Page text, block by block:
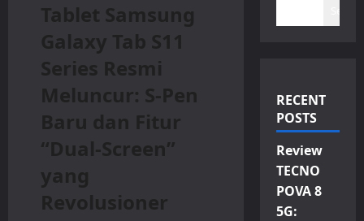
Tablet Samsung
Galaxy Tab S11
Series Resmi
Meluncur: S-Pen
Baru dan Fitur
“Dual-Screen”
yang
Revolusioner
RECENT
POSTS
Review
TECNO
POVA 8
5G: